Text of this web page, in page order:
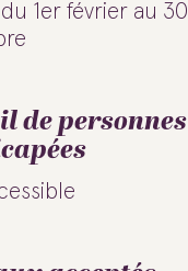
1er février au 30
de personnes